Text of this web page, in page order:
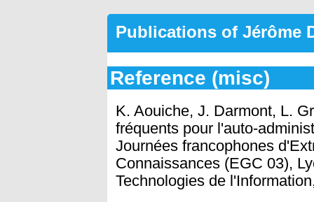
Publications of Jérôme
Reference (misc)
K. Aouiche, J. Darmont, L.
fréquents pour l'auto-
Journées francophones
Connaissances (EGC 03),
Technologies de